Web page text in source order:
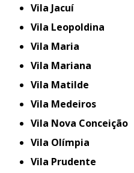
Vila Jacuí
Vila Leopoldina
Vila Maria
Vila Mariana
Vila Matilde
Vila Medeiros
Vila Nova Conceição
Vila Olímpia
Vila Prudente